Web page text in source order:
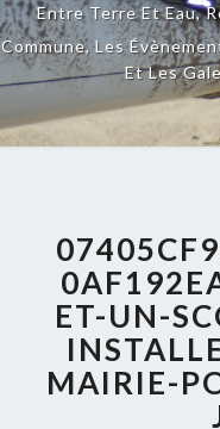
Entre Terre Et Eau,
Commune, Les
Et Les
ET-UN-
MAIRIE-